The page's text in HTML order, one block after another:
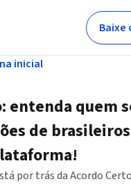
Baixe
inicial
entenda quem
de brasileiros
por trás da Acordo